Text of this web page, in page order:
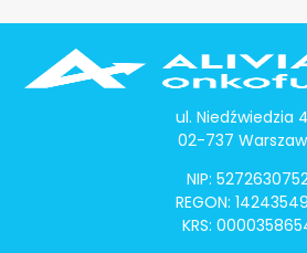
ul. Niedźwiedzia
02-737
NIP:
REGON:
KRS: